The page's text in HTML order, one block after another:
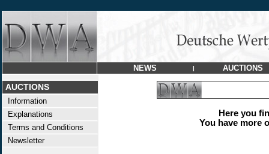
NEWS | AUCTIONS
AUCTIONS
Information
Explanations
Terms and Conditions
Newsletter
Here you
You have more